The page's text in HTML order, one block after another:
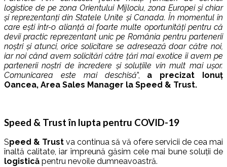
logistice de pe zona Orientului Mijlociu, zona Europei și chiar
și reprezentanți din Statele Unite și Canada. În momentul în
care ești într-o alianță ai foarte multe oportunități pentru că
devii practic reprezentant unic pe România pentru partenerii
noștri și atunci, orice solicitare se adresează doar către noi,
iar noi când avem solicitări către țări mai exotice îi avem pe
partenerii noștri de încredere și soluțiile vin mult mai ușor.
Comunicarea este mai deschisă”, a precizat Ionuț
Oancea, Area Sales Manager la Speed & Trust.
Speed & Trust în lupta pentru COVID-19
Speed & Trust va continua să vă ofere servicii de cea mai
înaltă calitate, iar împreună găsim cele mai bune soluții de
logistică pentru nevoile dumneavoastră.